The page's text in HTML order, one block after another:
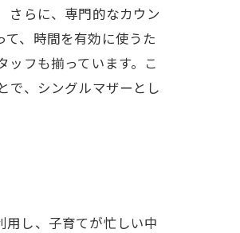
さらに、専門的なカウン
、時間を有効に使うた
フも揃っています。こ
で、シングルマザーとし
し、子育てが忙しい中